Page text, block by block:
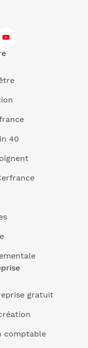
40
gratuit
comptable